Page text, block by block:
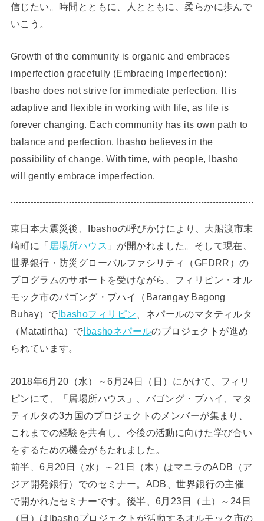
信じたい。時間とともに、人とともに、柔らかに歩んで
いこう。
Growth of the community is organic and embraces
imperfection gracefully (Embracing Imperfection):
Ibasho does not strive for immediate perfection. It is
adaptive and flexible in working with life, as life is
forever changing. Each community has its own path to
balance and perfection. Ibasho believes in the
possibility of change. With time, with people, Ibasho
will gently embrace imperfection.
東日本大震災後、Ibashoの呼びかけにより、大船渡市末
崎町に「 居場所ハウス 」が開かれました。そして現在、
世界銀行・防災グローバルファシリティ（GFDRR）の
プログラムのサポートを受けながら、フィリピン・オル
モック市のバゴング・ブハイ（Barangay Bagong
Buhay）でIbashoフィリピン 、ネパールのマタティルタ
（Matatirtha）でIbashoネパールのプロジェクトが進め
られています。
2018年6月20（水）～6月24日（日）にかけて、フィリ
ピンにて、「居場所ハウス」、バゴング・ブハイ、マタ
ティルタの3カ国のプロジェクトのメンバーが集まり、
これまでの経験を共有し、今後の活動に向けた学び合い
をするための機会がもたれました。
前半、6月20日（水）～21日（木）はマニラのADB（ア
ジア開発銀行）でのセミナー。ADB、世界銀行の主催
で開かれたセミナーです。後半、6月23日（土）～24日
（日）はIbashoプロジェクトが活動するオルモック市の